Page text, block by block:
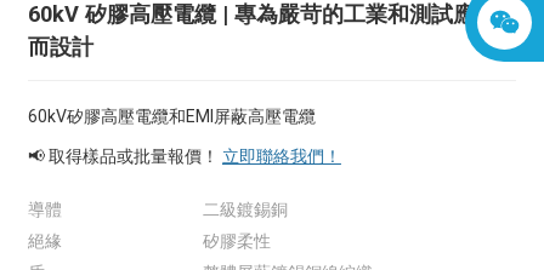
60kV 矽膠高壓電纜 | 專為嚴苛的工業和測試應用
而設計
60kV矽膠高壓電纜和EMI屏蔽高壓電纜
📢 取得樣品或批量報價！ 立即聯絡我們！
導體
二級鍍錫銅
絕緣
矽膠柔性